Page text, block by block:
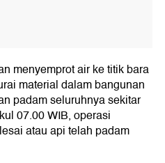
menyemprot air ke titik bara
material dalam bangunan
padam seluruhnya sekitar
07.00 WIB, operasi
atau api telah padam